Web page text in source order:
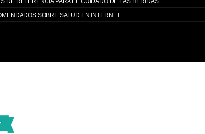
DE REFERENCIA PARA EL CUIDADO DE LAS HERIDAS
SOBRE SALUD EN INTERNET